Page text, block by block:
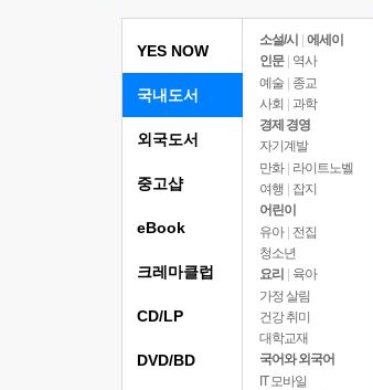
YES NOW
국내도서
소설/시
에세이
인문
역사
예술 | 종교
사회 | 과학
경제 경영
자기계발
만화 | 라이트노벨
여행
잡지
어린이
유아 | 전집
청소년
요리
육아
가정 살림
건강 취미
대학교재
국어와 외국어
IT 모바일
외국도서
중고샵
eBook
크레마클럽
CD/LP
DVD/BD